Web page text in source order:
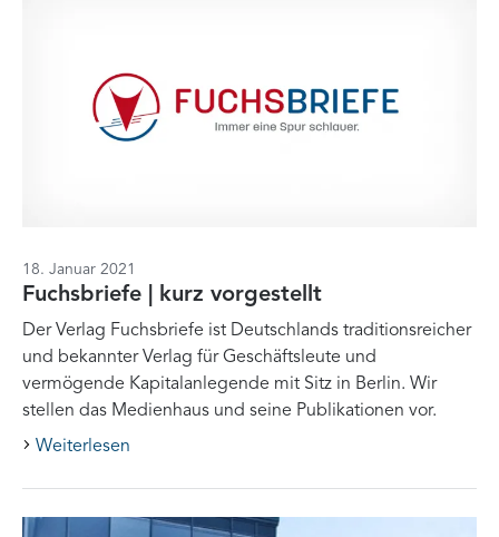
18. Januar 2021
Fuchsbriefe | kurz vorgestellt
Der Verlag Fuchsbriefe ist Deutschlands traditionsreicher
und bekannter Verlag für Geschäftsleute und
vermögende Kapitalanlegende mit Sitz in Berlin. Wir
stellen das Medienhaus und seine Publikationen vor.
Weiterlesen